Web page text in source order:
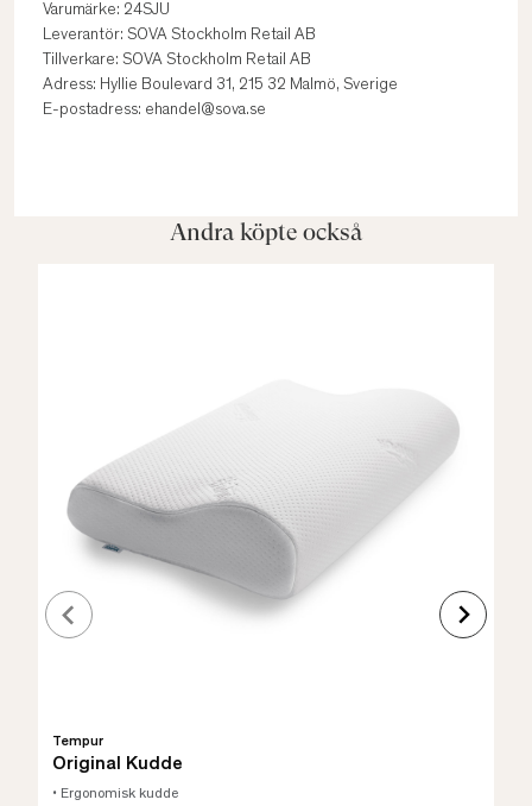
Varumärke: 24SJU
Leverantör: SOVA Stockholm Retail AB
Tillverkare: SOVA Stockholm Retail AB
Adress: Hyllie Boulevard 31, 215 32 Malmö, Sverige
E-postadress: ehandel@sova.se
Andra köpte också
Tempur
Original Kudde
• Ergonomisk kudde